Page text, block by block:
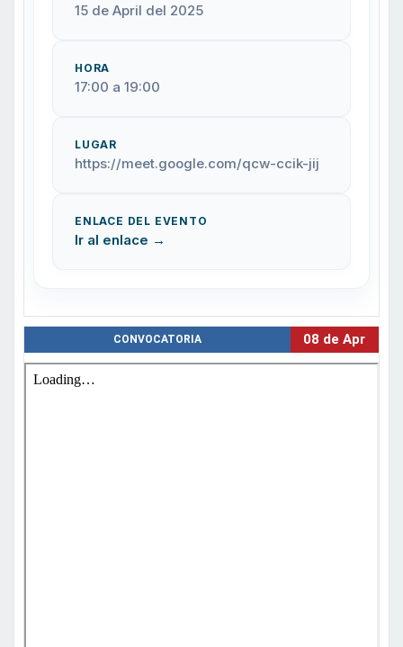
15 de April del 2025
HORA
17:00 a 19:00
LUGAR
https://meet.google.com/qcw-ccik-jij
ENLACE DEL EVENTO
Ir al enlace →
CONVOCATORIA 08 de Apr